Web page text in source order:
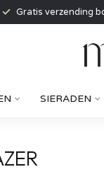
Gratis verzending
SIERADEN